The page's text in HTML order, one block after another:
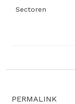
Sectoren
PERMALINK